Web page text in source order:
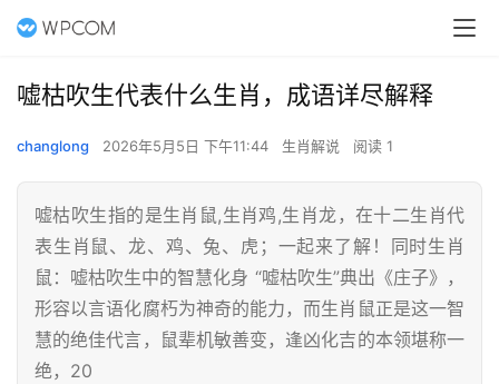
嘘枯吹生代表什么生肖，成语详尽解释
changlong 2026年5月5日 下午11:44 生肖解说 阅读 1
嘘枯吹生指的是生肖鼠,生肖鸡,生肖龙，在十二生肖代
表生肖鼠、龙、鸡、兔、虎；一起来了解！同时生肖
鼠：嘘枯吹生中的智慧化身 “嘘枯吹生”典出《庄子》，
形容以言语化腐朽为神奇的能力，而生肖鼠正是这一智
慧的绝佳代言，鼠辈机敏善变，逢凶化吉的本领堪称一
绝，20